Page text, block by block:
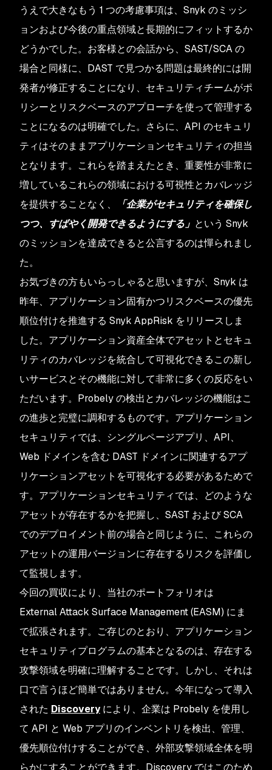
うえで大きなもう 1 つの考慮事項は、Snyk のミッシ
ョンおよび今後の重点領域と長期的にフィットするか
どうかでした。お客様との会話から、SAST/SCA の
場合と同様に、DAST で見つかる問題は最終的には開
発者が修正することになり、セキュリティチームがポ
リシーとリスクベースのアプローチを使って管理する
ことになるのは明確でした。さらに、API のセキュリ
ティはそのままアプリケーションセキュリティの担当
となります。これらを踏まえたとき、重要性が非常に
増しているこれらの領域における可視性とカバレッジ
を提供することなく、
「企業がセキュリティを確保し
つつ、すばやく開発できるようにする」 という Snyk
のミッションを達成できると公言するのは憚られまし
た。
お気づきの方もいらっしゃると思いますが、Snyk は
昨年、アプリケーション固有かつリスクベースの優先
順位付けを推進する Snyk AppRisk をリリースしま
した。アプリケーション資産全体でアセットとセキュ
リティのカバレッジを統合して可視化できるこの新し
いサービスとその機能に対して非常に多くの反応をい
ただいます。Probely の検出とカバレッジの機能はこ
の進歩と完璧に調和するものです。アプリケーション
セキュリティでは、シングルページアプリ、API、
Web ドメインを含む DAST ドメインに関連するアプ
リケーションアセットを可視化する必要があるためで
す。アプリケーションセキュリティでは、どのような
アセットが存在するかを把握し、SAST および SCA
でのデプロイメント前の場合と同じように、これらの
アセットの運用バージョンに存在するリスクを評価し
て監視します。
今回の買収により、当社のポートフォリオは
External Attack Surface Management (EASM) にま
で拡張されます。​ご存じのとおり、アプリケーション
セキュリティプログラムの基本となるのは、存在する
攻撃領域を明確に理解することです。しかし、それは
口で言うほど簡単ではありません。今年になって導入
された Discoveryにより、企業は Probely を使用し
て API と Web アプリのインベントリを検出、管理、
優先順位付けすることができ、外部攻撃領域全体を明
らかにすることができます。Discovery ではこのため